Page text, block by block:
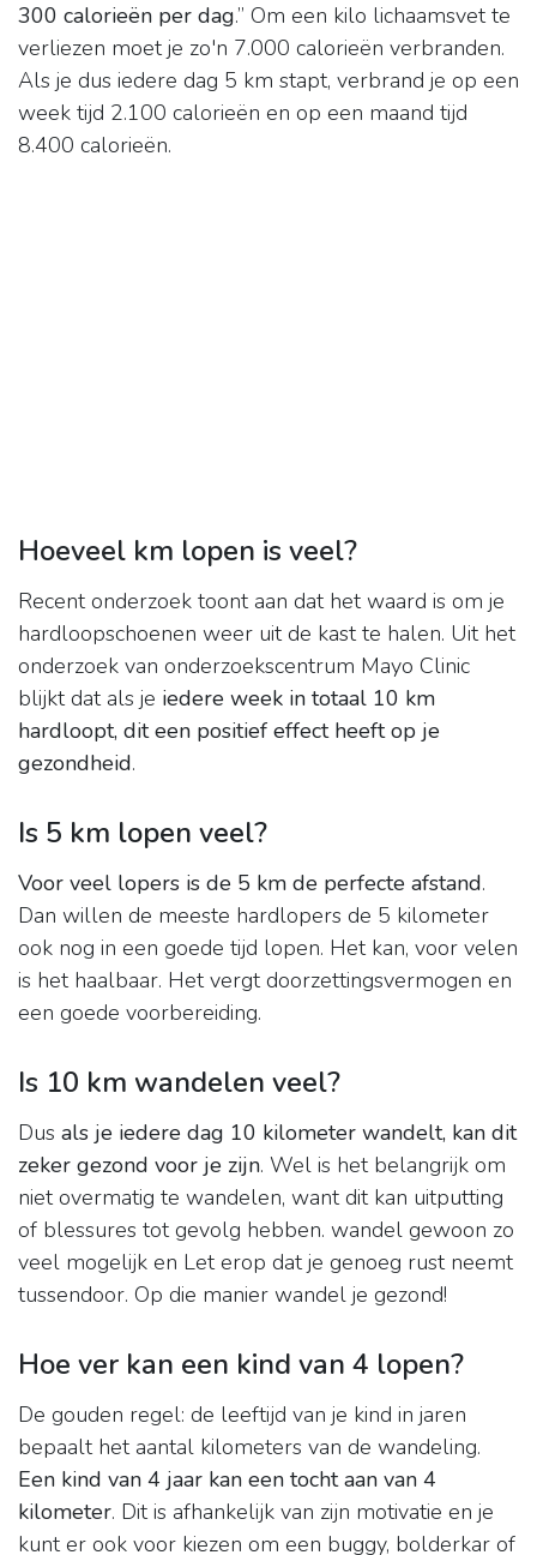
300 calorieën per dag.” Om een kilo lichaamsvet te
verliezen moet je zo'n 7.000 calorieën verbranden.
Als je dus iedere dag 5 km stapt, verbrand je op een
week tijd 2.100 calorieën en op een maand tijd
8.400 calorieën.
Hoeveel km lopen is veel?
Recent onderzoek toont aan dat het waard is om je
hardloopschoenen weer uit de kast te halen. Uit het
onderzoek van onderzoekscentrum Mayo Clinic
blijkt dat als je iedere week in totaal 10 km
hardloopt, dit een positief effect heeft op je
gezondheid.
Is 5 km lopen veel?
Voor veel lopers is de 5 km de perfecte afstand.
Dan willen de meeste hardlopers de 5 kilometer
ook nog in een goede tijd lopen. Het kan, voor velen
is het haalbaar. Het vergt doorzettingsvermogen en
een goede voorbereiding.
Is 10 km wandelen veel?
Dus als je iedere dag 10 kilometer wandelt, kan dit
zeker gezond voor je zijn. Wel is het belangrijk om
niet overmatig te wandelen, want dit kan uitputting
of blessures tot gevolg hebben. wandel gewoon zo
veel mogelijk en Let erop dat je genoeg rust neemt
tussendoor. Op die manier wandel je gezond!
Hoe ver kan een kind van 4 lopen?
De gouden regel: de leeftijd van je kind in jaren
bepaalt het aantal kilometers van de wandeling.
Een kind van 4 jaar kan een tocht aan van 4
kilometer. Dit is afhankelijk van zijn motivatie en je
kunt er ook voor kiezen om een buggy, bolderkar of